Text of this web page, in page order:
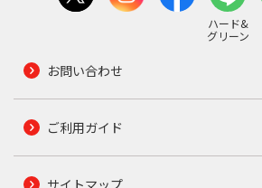
ハード&
グリーン
お問い合わせ
ご利用ガイド